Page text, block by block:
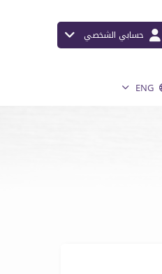
حسابي الشخصي
ENG